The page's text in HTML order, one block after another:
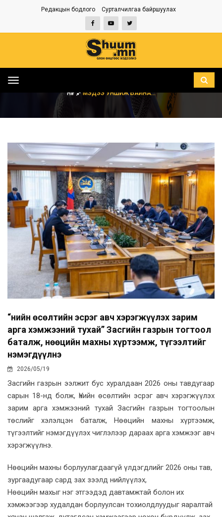
Редакцын бодлого Сурталчилгаа байршуулах
Toggle
НҮҮР МЭДЭЭ УНШИЖ БАЙНА...
“Үнийн өсөлтийн эсрэг авч хэрэгжүүлэх зарим
арга хэмжээний тухай” Засгийн газрын тогтоол
баталж, нөөцийн махны хүртээмж, түгээлтийг
нэмэгдүүлнэ
2026/05/19
Засгийн газрын ээлжит бус хуралдаан 2026 оны тавдугаар
сарын 18-нд болж, Үнийн өсөлтийн эсрэг авч хэрэгжүүлэх
зарим арга хэмжээний тухай Засгийн газрын тогтоолын
төслийг хэлэлцэн баталж, Нөөцийн махны хүртээмж,
түгээлтийг нэмэгдүүлэх чиглэлээр дараах арга хэмжээг авч
хэрэгжүүлнэ.
Нөөцийн махны борлуулагдаагүй үлдэгдлийг 2026 оны тав,
зургаадугаар сард зах зээлд нийлүүлэх,
Нөөцийн махыг нэг этгээдэд давтамжтай болон их
хэмжээгээр худалдан борлуулсан тохиолдлуудыг яаралтай